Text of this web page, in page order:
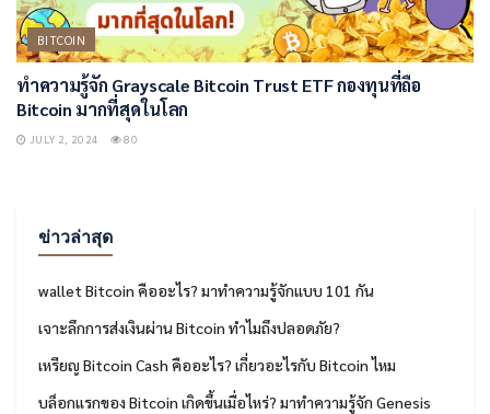
BITCOIN
ทำความรู้จัก Grayscale Bitcoin Trust ETF กองทุนที่ถือ
Bitcoin มากที่สุดในโลก
JULY 2, 2024 80
ข่าวล่าสุด
wallet Bitcoin คืออะไร? มาทำความรู้จักแบบ 101 กัน
เจาะลึกการส่งเงินผ่าน Bitcoin ทำไมถึงปลอดภัย?
เหรียญ Bitcoin Cash คืออะไร? เกี่ยวอะไรกับ Bitcoin ไหม
บล็อกแรกของ Bitcoin เกิดขึ้นเมื่อไหร่? มาทำความรู้จัก Genesis